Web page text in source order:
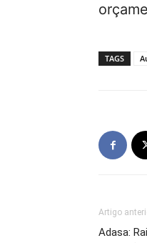
TAGS
Artigo
Adasa: